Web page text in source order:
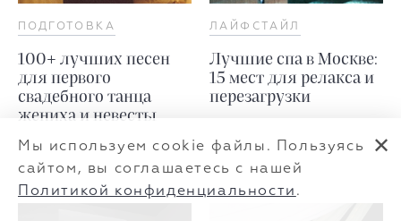
ПОДГОТОВКА
100+ лучших песен
для первого
свадебного танца
жениха и невесты
ЛАЙФСТАЙЛ
Лучшие спа в Москве:
15 мест для релакса и
перезагрузки
Мы используем cookie файлы. Пользуясь
сайтом, вы соглашаетесь с нашей
Политикой конфиденциальности .
✕